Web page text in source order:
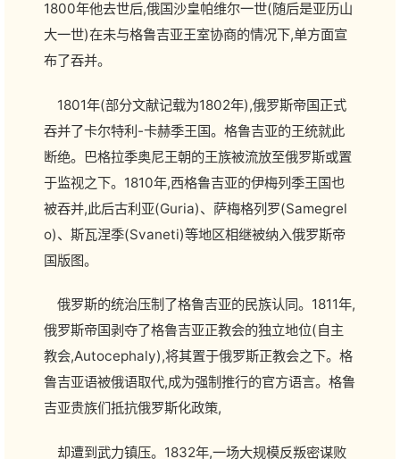
1800年他去世后,俄国沙皇帕维尔一世(随后是亚历山
大一世)在未与格鲁吉亚王室协商的情况下,单方面宣
布了吞并。
1801年(部分文献记载为1802年),俄罗斯帝国正式
吞并了卡尔特利-卡赫季王国。格鲁吉亚的王统就此
断绝。巴格拉季奥尼王朝的王族被流放至俄罗斯或置
于监视之下。1810年,西格鲁吉亚的伊梅列季王国也
被吞并,此后古利亚(Guria)、萨梅格列罗(Samegrel
o)、斯瓦涅季(Svaneti)等地区相继被纳入俄罗斯帝
国版图。
俄罗斯的统治压制了格鲁吉亚的民族认同。1811年,
俄罗斯帝国剥夺了格鲁吉亚正教会的独立地位(自主
教会,Autocephaly),将其置于俄罗斯正教会之下。格
鲁吉亚语被俄语取代,成为强制推行的官方语言。格鲁
吉亚贵族们抵抗俄罗斯化政策,
却遭到武力镇压。1832年,一场大规模反叛密谋败